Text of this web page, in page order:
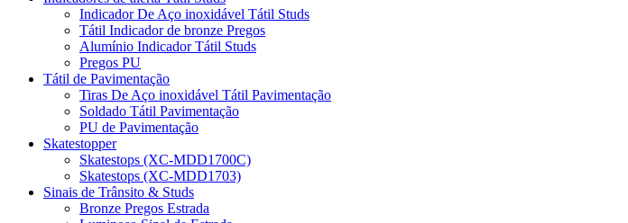
Indicador De Aço inoxidável Tátil Studs
Tátil Indicador de bronze Pregos
Alumínio Indicador Tátil Studs
Pregos PU
Tátil de Pavimentação
Tiras De Aço inoxidável Tátil Pavimentação
Soldado Tátil Pavimentação
PU de Pavimentação
Skatestopper
Skatestops (XC-MDD1700C)
Skatestops (XC-MDD1703)
Sinais de Trânsito & Studs
Bronze Pregos Estrada